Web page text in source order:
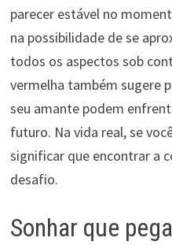
parecer estável no
na possibilidade de se
todos os aspectos sob
vermelha também sugere
seu amante podem
futuro. Na vida real, se
significar que encontrar a
desafio.
Sonhar que